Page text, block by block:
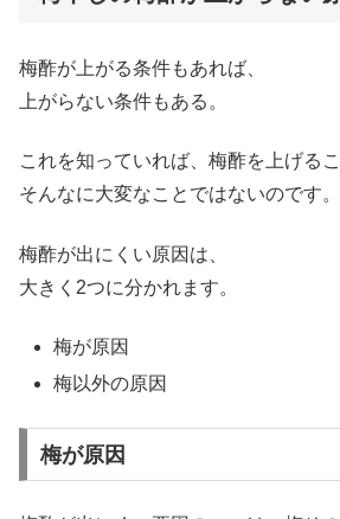
梅酢が上がる条件もあれば、
上がらない条件もある。
これを知っていれば、梅酢を上げる
そんなに大変なことではないのです。
梅酢が出にくい原因は、
大きく2つに分かれます。
梅が原因
梅以外の原因
梅が原因